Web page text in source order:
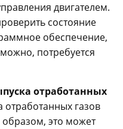
двигателем.
состояние
обеспечение,
потребуется
отработанных
отработанных газов
это может